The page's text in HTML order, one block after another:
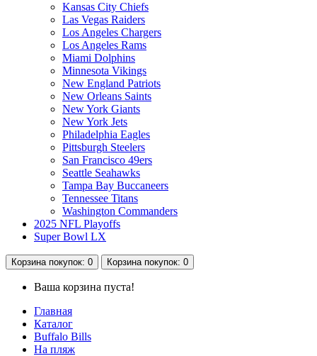
Kansas City Chiefs
Las Vegas Raiders
Los Angeles Chargers
Los Angeles Rams
Miami Dolphins
Minnesota Vikings
New England Patriots
New Orleans Saints
New York Giants
New York Jets
Philadelphia Eagles
Pittsburgh Steelers
San Francisco 49ers
Seattle Seahawks
Tampa Bay Buccaneers
Tennessee Titans
Washington Commanders
2025 NFL Playoffs
Super Bowl LX
Корзина покупок: 0 Корзина покупок: 0
Ваша корзина пуста!
Главная
Каталог
Buffalo Bills
На пляж